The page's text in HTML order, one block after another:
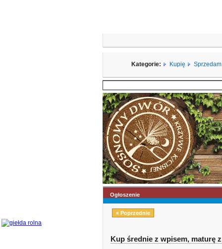
Kategorie: Kupię Sprzedam
Ogłoszenie
« Poprzednie
Kup średnie z wpisem, maturę